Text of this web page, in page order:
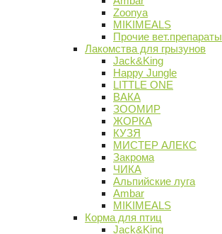
Zoonya
MIKIMEALS
Прочие вет.препараты
Лакомства для грызунов
Jack&King
Happy Jungle
LITTLE ONE
ВАКА
ЗООМИР
ЖОРКА
КУЗЯ
МИСТЕР АЛЕКС
Закрома
ЧИКА
Альпийские луга
Ambar
MIKIMEALS
Корма для птиц
Jack&King